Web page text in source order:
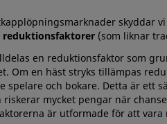
skyddar
reduktionsfaktorer (som liknar
en reduktionsfaktor som
Om en häst stryks tillämpas
spelare och bokare. Detta är ett
riskerar mycket pengar när
är utformade för att